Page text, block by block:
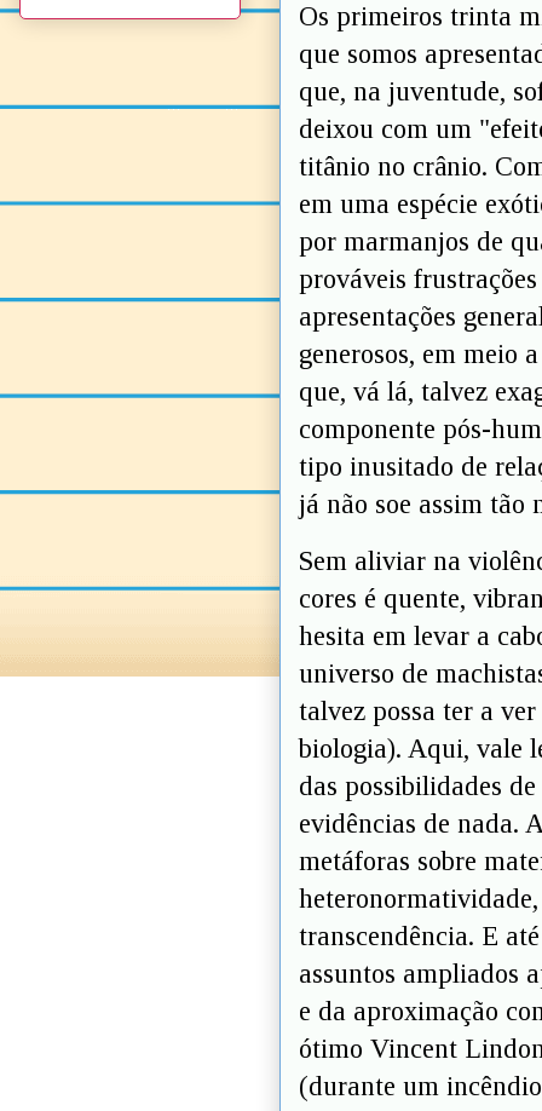
Os primeiros trinta
que somos
que, na juventude,
deixou com um
titânio no crânio.
em uma espécie
por marmanjos de
prováveis
apresentações
generosos, em meio
que, vá lá, talvez
componente pós-
tipo inusitado de
já não soe assim tão
Sem aliviar na
cores é quente,
hesita em levar a
universo de
talvez possa ter a
biologia). Aqui, vale
das possibilidades
evidências de nada.
metáforas sobre
transcendência. E
assuntos ampliados
e da aproximação
ótimo Vincent
(durante um